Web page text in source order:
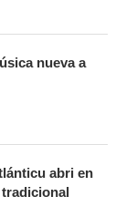
nueva a
abri en